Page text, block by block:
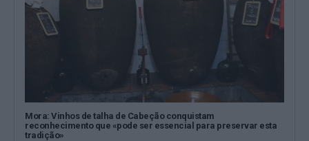
Mora: Vinhos de talha de Cabeção conquistam
reconhecimento que «pode ser essencial para preservar esta
tradição»